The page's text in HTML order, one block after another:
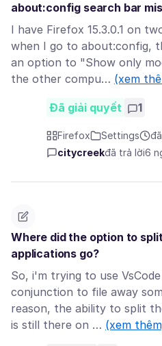
about:config search bar
I have Firefox 15.3.0.1 on
when I go to about:config,
an option to "Show only
the other compu… (xem
Đã giải quyết 1
Firefox Settings
citycreekđã trả lời6
Where did the option to
applications go?
So, i'm trying to use
conjunction to file away
reason, the ability to split
is still there on … (xem